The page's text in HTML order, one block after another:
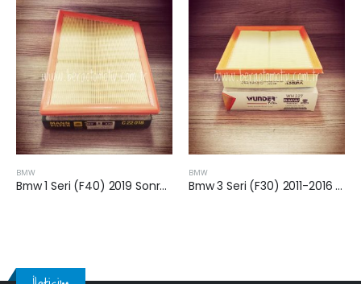
BMW
Bmw 1 Seri (F40) 2019 Sonrası 1.18 Benzinli Hava Filtresi
BMW
Bmw 3 Seri (F30) 2011-2016 Arası Dizel Hava Filtresi